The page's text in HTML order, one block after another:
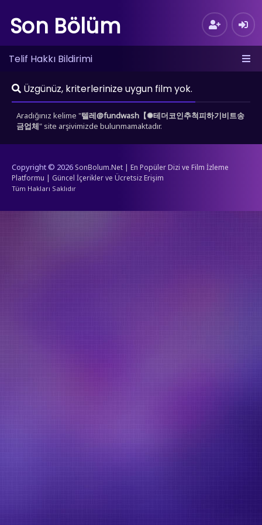
Son Bölüm
Telif Hakkı Bildirimi
Üzgünüz, kriterlerinize uygun film yok.
Aradığınız kelime "텔레@fundwash【✺테더코인추척피하기비트송
금업체" site arşivimizde bulunmamaktadır.
Copyright © 2026 SonBolum.Net | En Popüler Dizi ve Film İzleme
Platformu | Güncel İçerikler ve Ücretsiz Erişim
Tüm Hakları Saklıdır